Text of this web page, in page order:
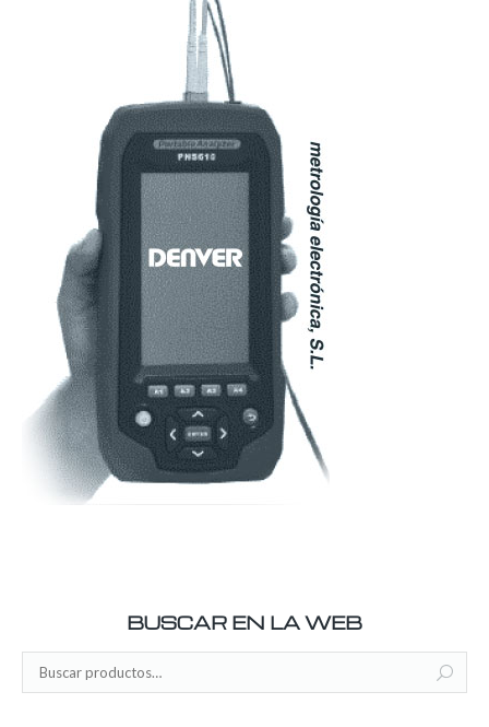
BUSCAR EN LA WEB